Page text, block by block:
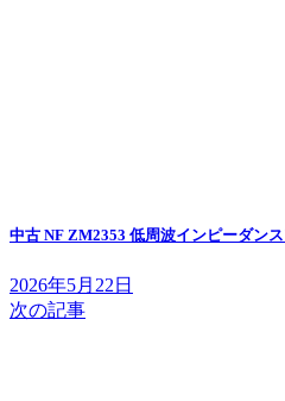
中古 NF ZM2353 低周波インピーダン
2026年5月22日
次の記事